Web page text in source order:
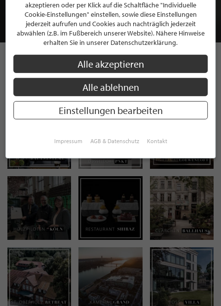
JETZT GRATIS BEWERBEN
STILPUNKTE AUF
INSTAGRAM
akzeptieren oder per Klick auf die Schaltfläche "Individuelle
Cookie-Einstellungen" einstellen, sowie diese Einstellungen
jederzeit aufrufen und Cookies auch nachträglich jederzeit
abwählen (z.B. im Fußbereich unserer Website). Nähere Hinweise
erhalten Sie in unserer Datenschutzerklärung.
Alle akzeptieren
Alle ablehnen
Einstellungen bearbeiten
Impressum AGB & Datenschutz Kontakt